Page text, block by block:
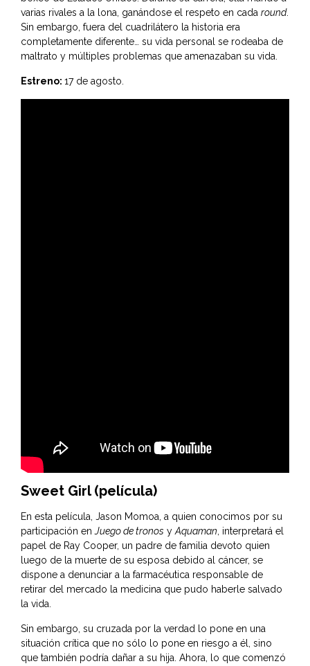
varias rivales a la lona, ganándose el respeto en cada round.
Sin embargo, fuera del cuadrilátero la historia era
completamente diferente… su vida personal se rodeaba de
maltrato y múltiples problemas que amenazaban su vida.
Estreno: 17 de agosto.
Sweet Girl (película)
En esta película, Jason Momoa, a quien conocimos por su
participación enJuego de tronos y Aquaman , interpretará el
papel de Ray Cooper, un padre de familia devoto quien
luego de la muerte de su esposa debido al cáncer, se
dispone a denunciar a la farmacéutica responsable de
retirar del mercado la medicina que pudo haberle salvado
la vida.
Sin embargo, su cruzada por la verdad lo pone en una
situación crítica que no sólo lo pone en riesgo a él, sino
que también podría dañar a su hija. Ahora, lo que comenzó